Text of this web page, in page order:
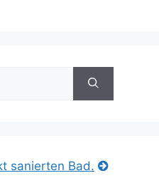
sanierten Bad.